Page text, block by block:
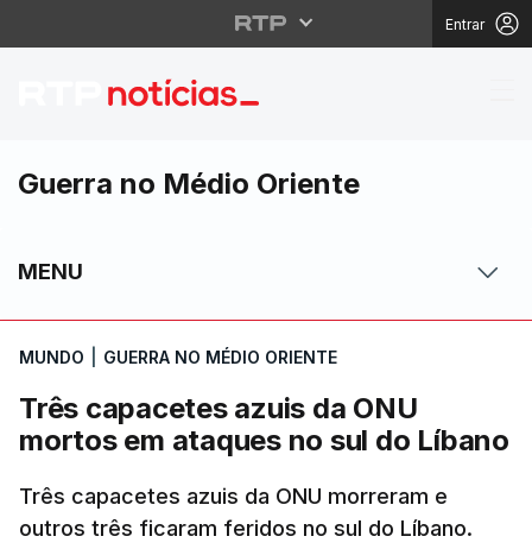
Entrar
Três capacetes azuis
Guerra no Médio Oriente
MENU
MUNDO GUERRA NO MÉDIO ORIENTE
Três capacetes azuis da ONU
mortos em ataques no sul do Líbano
Três capacetes azuis da ONU morreram e
outros três ficaram feridos no sul do Líbano.